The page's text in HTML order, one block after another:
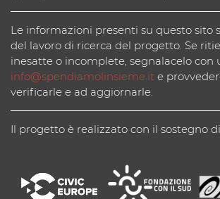
Le informazioni presenti su questo sito
del lavoro di ricerca del progetto. Se
inesatte o incomplete, segnalacelo con
info@spendiamolinsieme.it e
verificarle e ad aggiornarle.
Il progetto è realizzato con il sostegno